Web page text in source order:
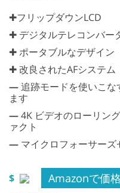
✚フリップダウンLCD
✚ デジタルテレコンバー
✚ ポータブルなデザイン
✚ 改良されたAFシステム
—追跡モードを使いこな
ます
—4K ビデオのローリン
ァクト
— マイクロフォーサー
$ Amazonで価